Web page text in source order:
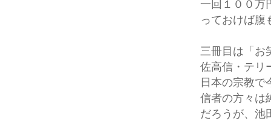
一回１００万
っておけば腹
三冊目は「お
佐高信・テリ
日本の宗教で
信者の方々は
だろうが、池